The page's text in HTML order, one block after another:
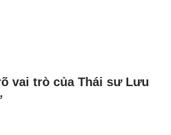
vai trò của Thái sư Lưu